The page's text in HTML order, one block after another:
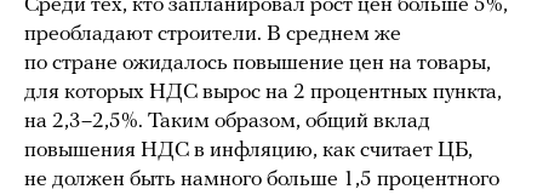
Среди тех, кто запланировал рост цен больше 5%,
преобладают строители. В среднем же
по стране ожидалось повышение цен на товары,
для которых НДС вырос на 2 процентных пункта,
на 2,3–2,5%. Таким образом, общий вклад
повышения НДС в инфляцию, как считает ЦБ,
не должен быть намного больше 1,5 процентного